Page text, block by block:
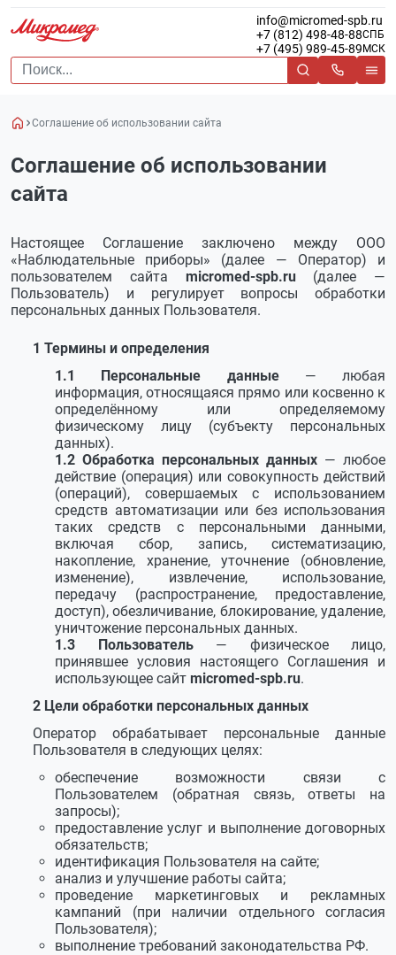
info@micromed-spb.ru
+7 (812) 498-48-88СПБ
+7 (495) 989-45-89 МСК
Cоглашение об использовании сайта
Cоглашение об использовании
сайта
Настоящее Соглашение заключено между ООО
«Наблюдательные приборы» (далее — Оператор) и
пользователем сайта micromed-spb.ru(далее —
Пользователь) и регулирует вопросы обработки
персональных данных Пользователя.
Термины и определения
Персональные данные— любая
информация, относящаяся прямо или косвенно к
определённому или определяемому
физическому лицу (субъекту персональных
данных).
Обработка персональных данных — любое
действие (операция) или совокупность действий
(операций), совершаемых с использованием
средств автоматизации или без использования
таких средств с персональными данными,
включая сбор, запись, систематизацию,
накопление, хранение, уточнение (обновление,
изменение), извлечение, использование,
передачу (распространение, предоставление,
доступ), обезличивание, блокирование, удаление,
уничтожение персональных данных.
Пользователь— физическое лицо,
принявшее условия настоящего Соглашения и
использующее сайт micromed-spb.ru.
Цели обработки персональных данных
Оператор обрабатывает персональные данные
Пользователя в следующих целях:
обеспечение возможности связи с
Пользователем (обратная связь, ответы на
запросы);
предоставление услуг и выполнение договорных
обязательств;
идентификация Пользователя на сайте;
анализ и улучшение работы сайта;
проведение маркетинговых и рекламных
кампаний (при наличии отдельного согласия
Пользователя);
выполнение требований законодательства РФ.